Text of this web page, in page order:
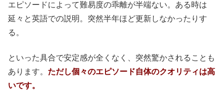
エピソードによって難易度の乖離が半端ない。ある時は
延々と英語での説明。突然半年ほど更新しなかったりす
る。
といった具合で安定感が全くなく、突然驚かされることも
あります。 ただし個々のエピソード自体のクオリティは高
いです。